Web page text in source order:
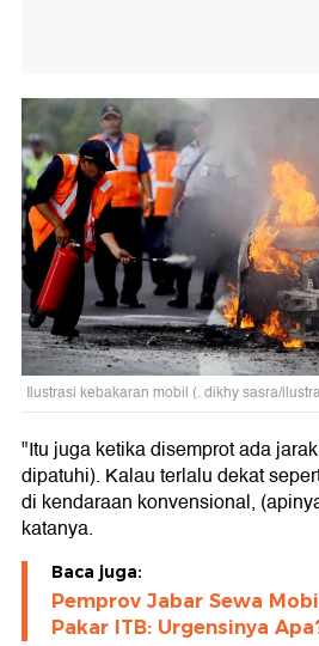
Ilustrasi kebakaran mobil (. dikhy sasra/
"Itu juga ketika disemprot ada
dipatuhi). Kalau terlalu dekat
di kendaraan konvensional,
katanya.
Baca juga:
Pemprov Jabar Sewa
Pakar ITB: Urgensinya